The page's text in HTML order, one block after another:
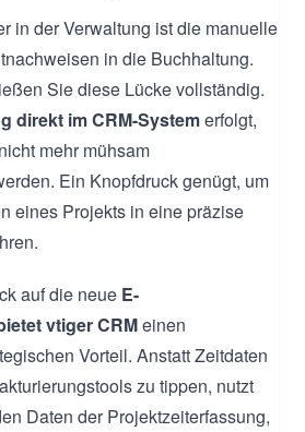
in der Verwaltung ist die manuelle
in die Buchhaltung.
Sie diese Lücke vollständig.
direkt im CRM-Systemerfolgt,
mehr mühsam
Ein Knopfdruck genügt, um
eines Projekts in eine präzise
auf die neue E-
vtiger CRMeinen
Vorteil. Anstatt Zeitdaten
zu tippen, nutzt
Daten der Projektzeiterfassung,